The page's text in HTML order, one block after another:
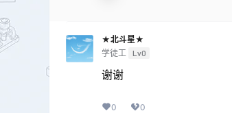
★北斗星★
学徒工 Lv0
谢谢
0 0